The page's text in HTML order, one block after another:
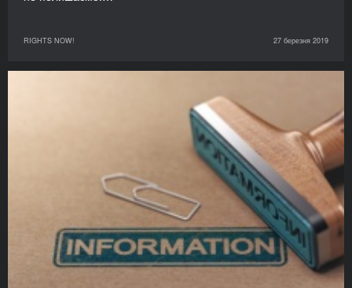
RIGHTS NOW! 27 березня 2019